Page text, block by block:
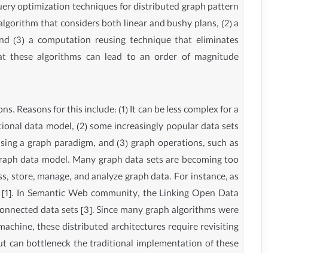
optimization techniques for distributed graph pattern
that considers both linear and bushy plans, (2) a
(3) a computation reusing technique that eliminates
these algorithms can lead to an order of magnitude
Reasons for this include: (1) It can be less complex for a
data model, (2) some increasingly popular data sets
a graph paradigm, and (3) graph operations, such as
data model. Many graph data sets are becoming too
store, manage, and analyze graph data. For instance, as
In Semantic Web community, the Linking Open Data
data sets [3]. Since many graph algorithms were
these distributed architectures require revisiting
can bottleneck the traditional implementation of these